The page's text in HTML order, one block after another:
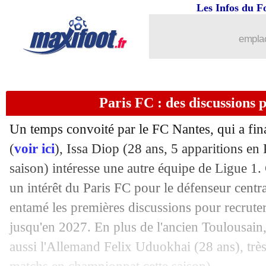
Les Infos du
Paris FC : des discussions
Un temps convoité par le FC Nantes, qui a
(voir ici), Issa Diop (28 ans, 5 apparitions en
saison) intéresse une autre équipe de Ligue
un intérêt du Paris FC pour le défenseur
entamé les premières discussions pour
jusqu'en 2027. En plus de l'ancien
aussi l'Allemand Felix Uduokhai (28 ans),
: Xabi Alonso et la vie sans
03/01 Strasbourg: Maamma dans le viseur
03/01 L1: Monaco-Lyon, les compos
03/01 L2 : Troyes s'offre le choc contre le
03/01 PSG : Luis Enrique et la gestion de
03/01 Ang.: Aston Villa repart de l'avant
03/01 Leipzig: la Juve pense à Schlager